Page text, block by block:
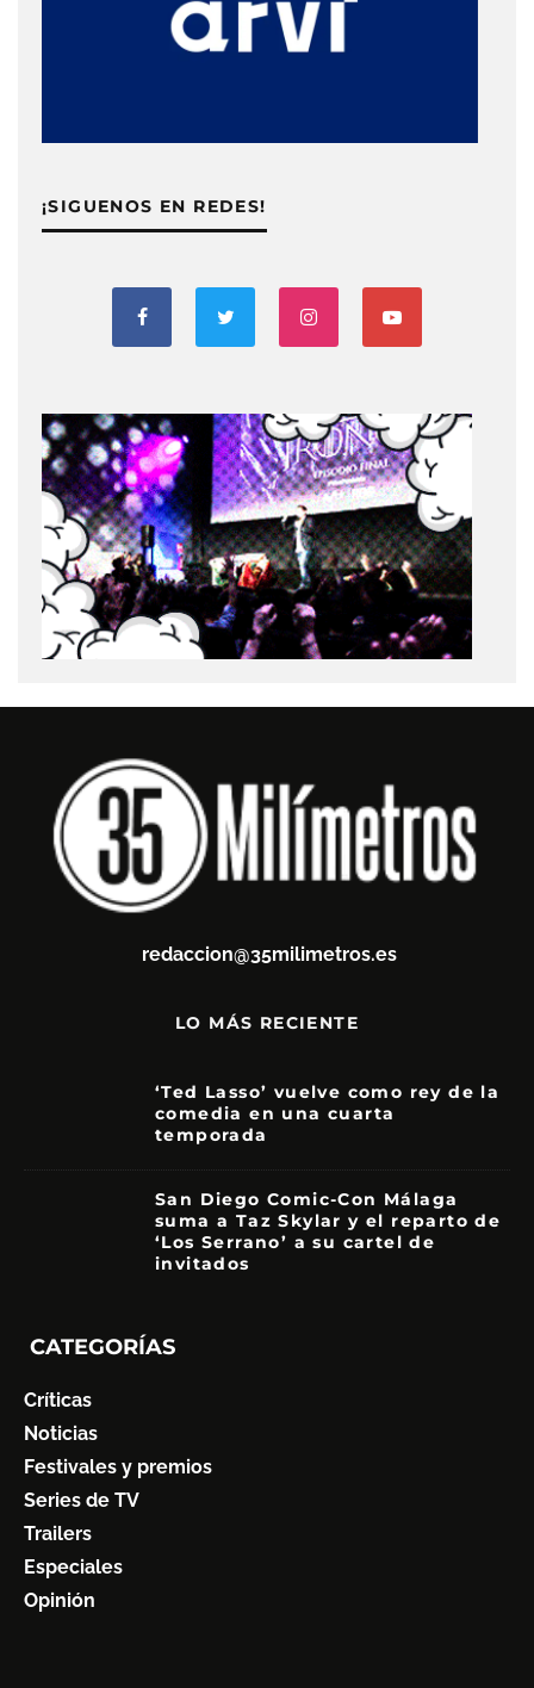
¡SIGUENOS EN REDES!
redaccion@35milimetros.es
LO MÁS RECIENTE
‘Ted Lasso’ vuelve como rey de la
comedia en una cuarta
temporada
San Diego Comic-Con Málaga
suma a Taz Skylar y el reparto de
‘Los Serrano’ a su cartel de
invitados
CATEGORÍAS
Críticas
Noticias
Festivales y premios
Series de TV
Trailers
Especiales
Opinión